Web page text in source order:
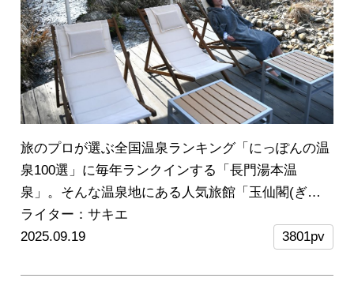
旅のプロが選ぶ全国温泉ランキング「にっぽんの温
泉100選」に毎年ランクインする「長門湯本温
泉」。そんな温泉地にある人気旅館「玉仙閣(ぎょ
くせんかく)」のテントサウナ付き宿泊プランを体
験しに行ってきました♪
旅行や観光でテントサウナ
で増えていますが、玉仙閣でのテントサウナ体験で
ライター：サキエ
2025.09.19
3801pv